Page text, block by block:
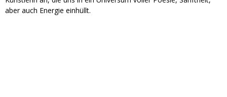
aber auch Energie einhüllt.